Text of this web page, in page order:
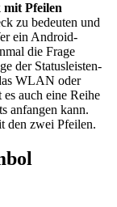
mit Pfeilen
zu bedeuten und
ein Android-
die Frage
der Statusleisten-
WLAN oder
auch eine Reihe
anfangen kann.
den zwei Pfeilen.